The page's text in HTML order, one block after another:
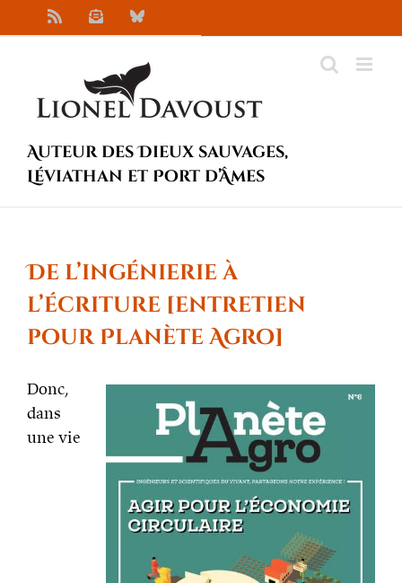
au
NewsletterBluesky
Auteur des Dieux sauvages,
Léviathan et Port d’Âmes
De l’ingénierie à
l’écriture [entretien
pour Planète Agro]
Donc,
dans
une vie